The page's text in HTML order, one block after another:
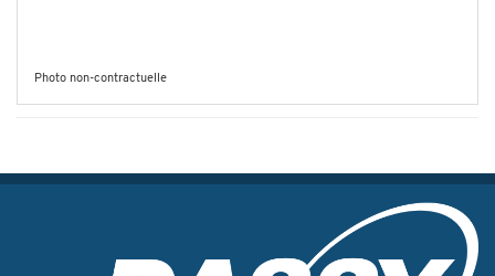
Photo non-contractuelle